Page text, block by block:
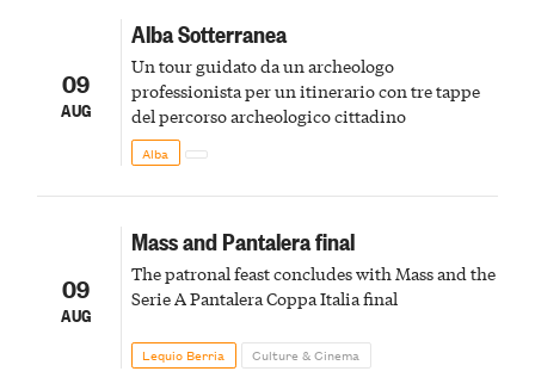
09
AUG
Alba Sotterranea
Un tour guidato da un archeologo
professionista per un itinerario con tre tappe
del percorso archeologico cittadino
Alba
09
AUG
Mass and Pantalera final
The patronal feast concludes with Mass and the
Serie A Pantalera Coppa Italia final
Lequio Berria Culture & Cinema